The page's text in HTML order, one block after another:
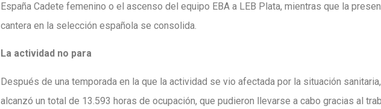
España Cadete femenino o el ascenso del equipo EBA a LEB Plata, mientras que la
cantera en la selección española se consolida.
La actividad no para
Después de una temporada en la que la actividad se vio afectada por la situación
alcanzó un total de 13.593 horas de ocupación, que pudieron llevarse a cabo gracias al